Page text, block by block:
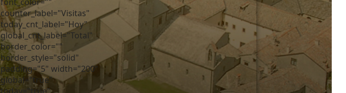
counter_label="Visitas"
today_cnt_label="Hoy"
global_cnt_label="Total"
border_color=""
border_style="solid"
padding="5" width="200"
global="true"